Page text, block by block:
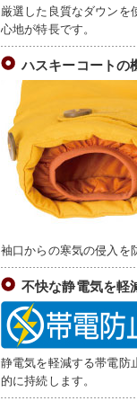
厳選した良質なダウンを
心地が特長です。
ハスキーコートの
袖口からの寒気の侵入を
不快な静電気を軽
静電気を軽減する帯電防
的に持続します。